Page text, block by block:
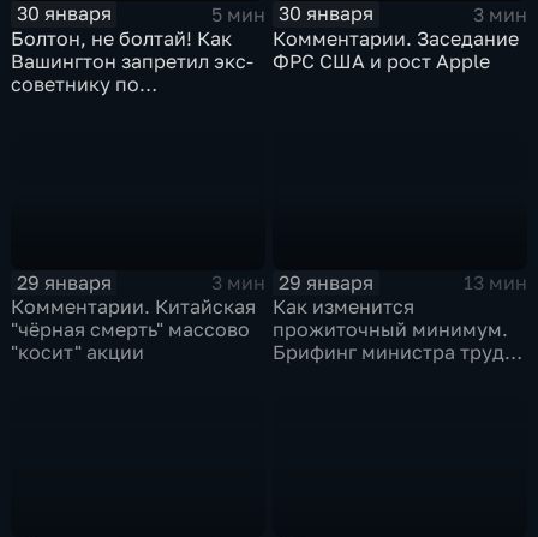
30 января
5 мин
Болтон, не болтай! Как
Вашингтон запретил экс-
советнику по
30 января
3 мин
Комментарии. Заседание
ФРС США и рост Apple
29 января
3 мин
Комментарии. Китайская
"чёрная смерть" массово
"косит" акции
29 января
13 мин
Как изменится
прожиточный минимум.
Брифинг министра труда